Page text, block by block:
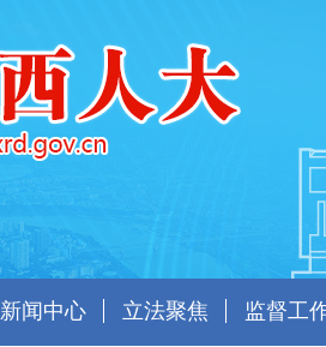
新闻中心 立法聚焦 监督工